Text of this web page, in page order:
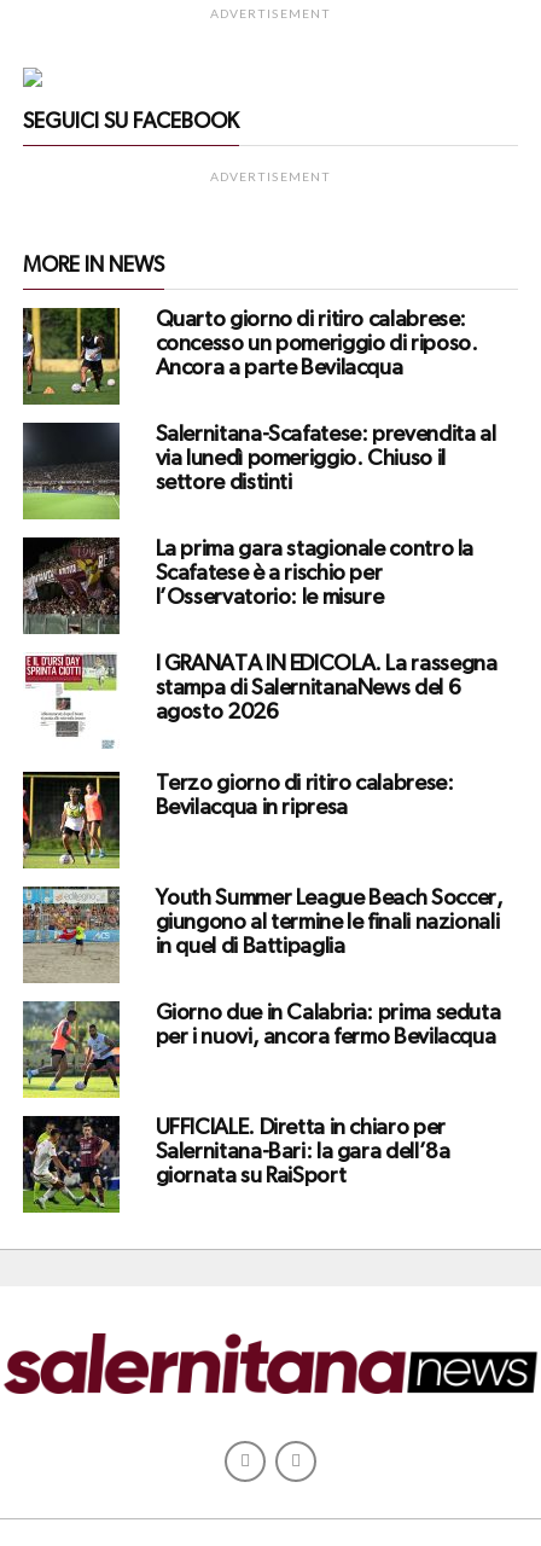
ADVERTISEMENT
SEGUICI SU FACEBOOK
ADVERTISEMENT
MORE IN NEWS
Quarto giorno di ritiro calabrese:
concesso un pomeriggio di riposo.
Ancora a parte Bevilacqua
Salernitana-Scafatese: prevendita al
via lunedì pomeriggio. Chiuso il
settore distinti
La prima gara stagionale contro la
Scafatese è a rischio per
l’Osservatorio: le misure
I GRANATA IN EDICOLA. La rassegna
stampa di SalernitanaNews del 6
agosto 2026
Terzo giorno di ritiro calabrese:
Bevilacqua in ripresa
Youth Summer League Beach Soccer,
giungono al termine le finali nazionali
in quel di Battipaglia
Giorno due in Calabria: prima seduta
per i nuovi, ancora fermo Bevilacqua
UFFICIALE. Diretta in chiaro per
Salernitana-Bari: la gara dell’8a
giornata su RaiSport